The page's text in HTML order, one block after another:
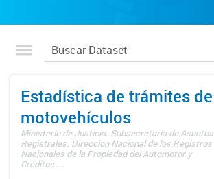
Estadística de trámites de
motovehículos
Ministerio de Justicia. Subsecretaría de Asuntos
Registrales. Dirección Nacional de los Registros
Nacionales de la Propiedad del Automotor y
Créditos ...